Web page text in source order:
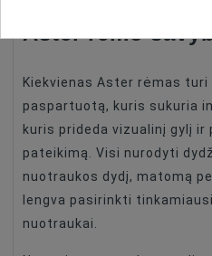
Aster rėmo
Kiekvienas Aster rėmas turi
paspartuotą, kuris sukuria
kuris prideda vizualinį gylį ir
pateikimą. Visi nurodyti
nuotraukos dydį, matomą
lengva pasirinkti
nuotraukai.